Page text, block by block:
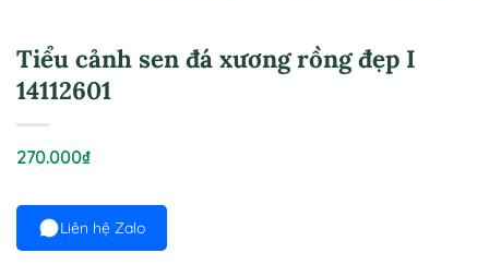
Tiểu cảnh sen đá xương rồng đẹp I
14112601
270.000₫
Liên hệ Zalo